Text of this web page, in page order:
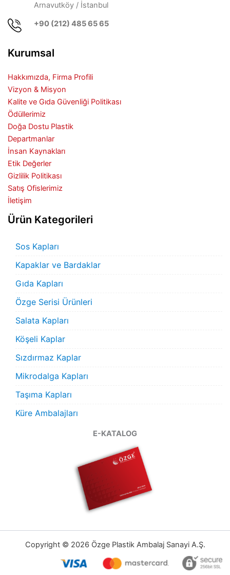
Arnavutköy / İstanbul
+90 (212) 485 65 65
Kurumsal
Hakkımızda, Firma Profili
Vizyon & Misyon
Kalite ve Gıda Güvenliği Politikası
Ödüllerimiz
Doğa Dostu Plastik
Departmanlar
İnsan Kaynakları
Etik Değerler
Gizlilik Politikası
Satış Ofislerimiz
İletişim
Ürün Kategorileri
Sos Kapları
Kapaklar ve Bardaklar
Gıda Kapları
Özge Serisi Ürünleri
Salata Kapları
Köşeli Kaplar
Sızdırmaz Kaplar
Mikrodalga Kapları
Taşıma Kapları
Küre Ambalajları
E-KATALOG
Copyright © 2026 Özge Plastik Ambalaj Sanayi A.Ş.